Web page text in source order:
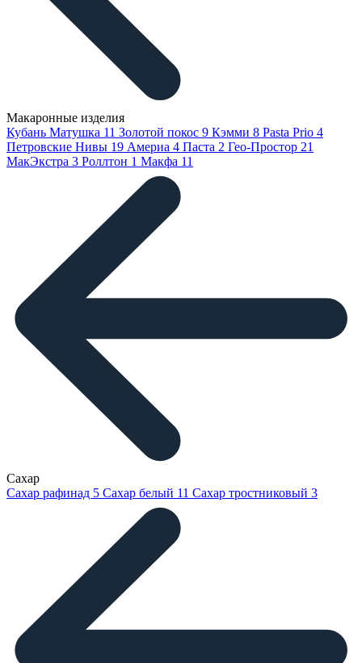
Макаронные изделия
Кубань Матушка 11 Золотой покос 9 Кэмми 8 Pasta Prio 4
Петровские Нивы 19 Америа 4 Паста 2 Гео-Простор 21
МакЭкстра 3 Роллтон 1 Макфа 11
Сахар
Сахар рафинад 5 Сахар белый 11 Сахар тростниковый 3